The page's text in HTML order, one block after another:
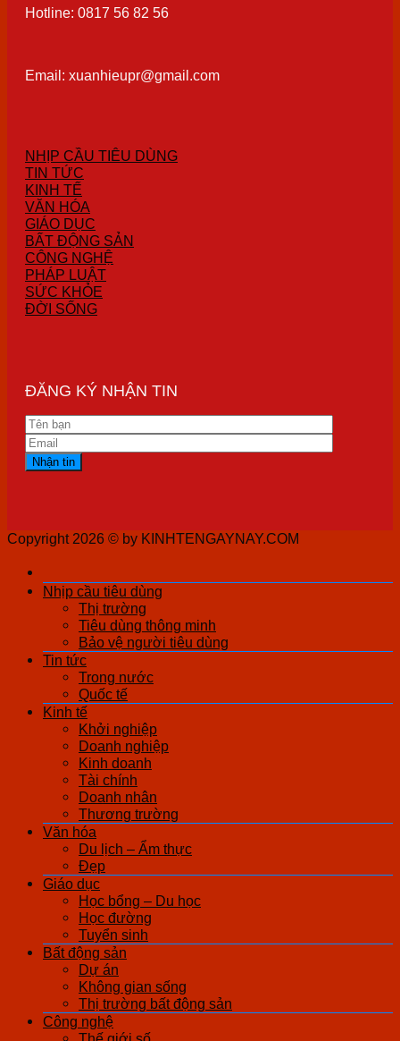
Hotline: 0817 56 82 56
Email: xuanhieupr@gmail.com
NHỊP CẦU TIÊU DÙNG
TIN TỨC
KINH TẾ
VĂN HÓA
GIÁO DỤC
BẤT ĐỘNG SẢN
CÔNG NGHỆ
PHÁP LUẬT
SỨC KHỎE
ĐỜI SỐNG
ĐĂNG KÝ NHẬN TIN
Copyright 2026 © by KINHTENGAYNAY.COM
Nhịp cầu tiêu dùng
Thị trường
Tiêu dùng thông minh
Bảo vệ người tiêu dùng
Tin tức
Trong nước
Quốc tế
Kinh tế
Khởi nghiệp
Doanh nghiệp
Kinh doanh
Tài chính
Doanh nhân
Thương trường
Văn hóa
Du lịch – Ẩm thực
Đẹp
Giáo dục
Học bổng – Du học
Học đường
Tuyển sinh
Bất động sản
Dự án
Không gian sống
Thị trường bất động sản
Công nghệ